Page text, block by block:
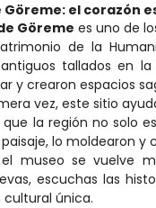
Göreme: el corazón
Göreme es uno de
de la
tallados en
y crearon espacios
vez, este sitio
la región no solo
lo moldearon y
museo se vuelve
escuchas las
única.